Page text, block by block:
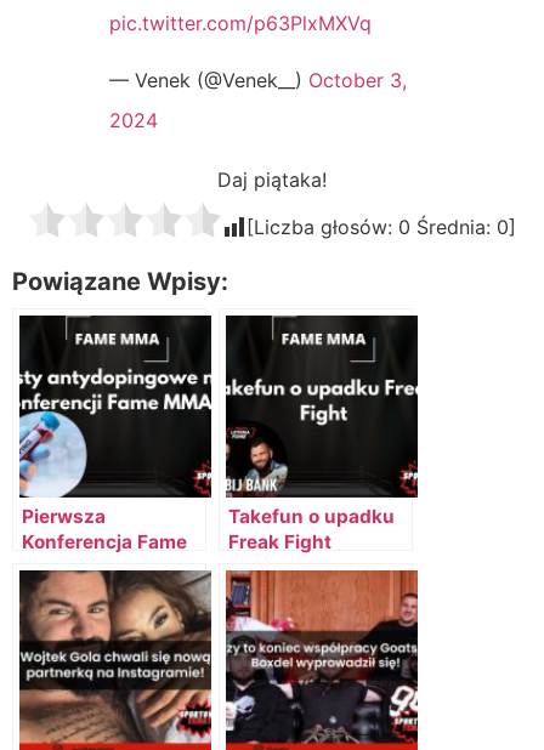
pic.twitter.com/p63PlxMXVq
— Venek (@Venek__) October 3,
2024
Daj piątaka!
[Liczba głosów: 0 Średnia: 0]
Powiązane Wpisy:
Pierwsza
Konferencja Fame
MMA 15
Takefun o upadku
Freak Fight